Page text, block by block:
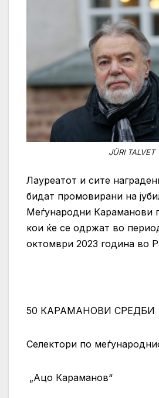
JÜRI TALVET
Лауреатот и сите
бидат промовирани на
Меѓународни Караманови
кои ќе се одржат во
октомври 2023 година во
50 КАРАМАНОВИ СРЕДБИ
Селектори по
„Ацо Караманов“